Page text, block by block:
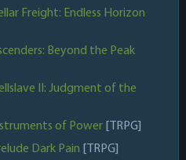
Freight: Endless Horizon
Beyond the Peak
II: Judgment of the
of Power
[TRPG]
Dark Pain [TRPG]